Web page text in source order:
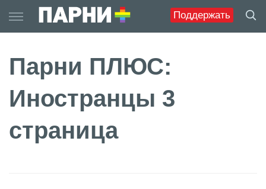
Поддержать
to
content
Парни ПЛЮС:
Иностранцы 3
страница